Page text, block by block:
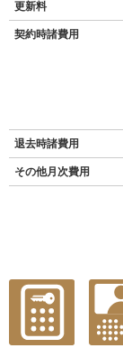
更新料
契約時諸費用
退去時諸費用
その他月次費用